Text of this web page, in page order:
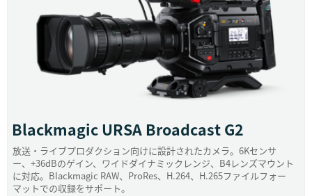
China
Denmark
Germany
Hong Kong SAR, China
BlackmagicURSA Broadcast G2
放送・ライブプロダクション向けに設計されたカメラ。6Kセンサ
ー、+36dBのゲイン、ワイドダイナミックレンジ、B4レンズマウント
に対応。Blackmagic RAW、ProRes、H.264、H.265ファイルフォー
マットでの収録をサポート。